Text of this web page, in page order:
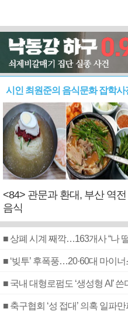
시인 최원준의 음식문화 잡학사
<84> 관문과 환대, 부산 역전
음식
■ 상폐 시계 째깍…163개사 “나
■ ‘빚투’ 후폭풍…20·60대 마이
■ 국내 대형로펌도 ‘생성형 AI’ 쓴